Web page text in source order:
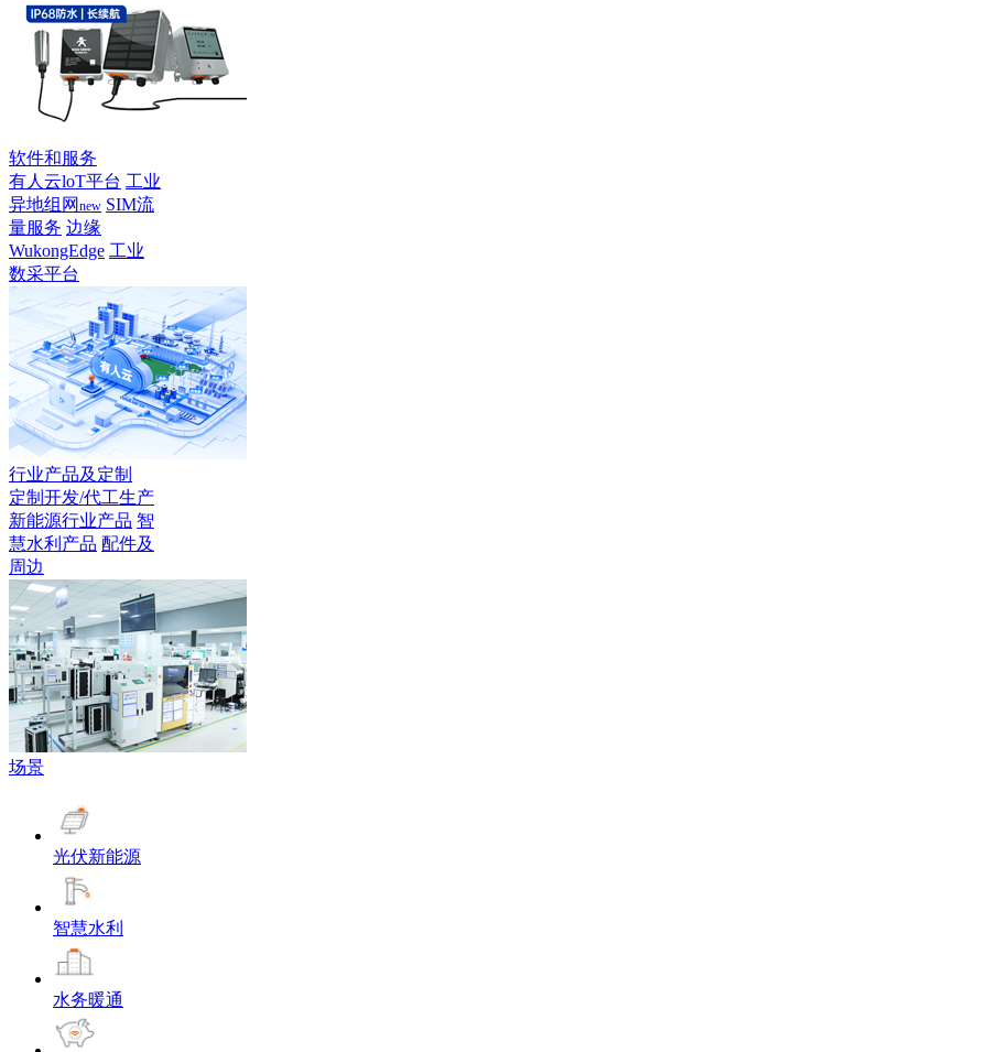
软件和服务
有人云loT平台 工业
异地组网 new SIM流
量服务 边缘
WukongEdge 工业
数采平台
行业产品及定制
定制开发/代工生产
新能源行业产品 智
慧水利产品 配件及
周边
场景
光伏新能源
智慧水利
水务暖通